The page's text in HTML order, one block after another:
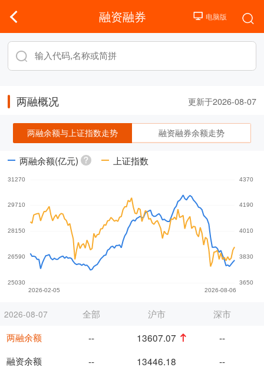
融资融券
两融概况 更新于2026-08-07
两融余额与上证指数走势 融资融券余额走势
两融余额(亿元) 上证指数
2026-08-07
两融余额
融资余额
全部 沪市
深市
--
13607.07
--
--
13446.18
--